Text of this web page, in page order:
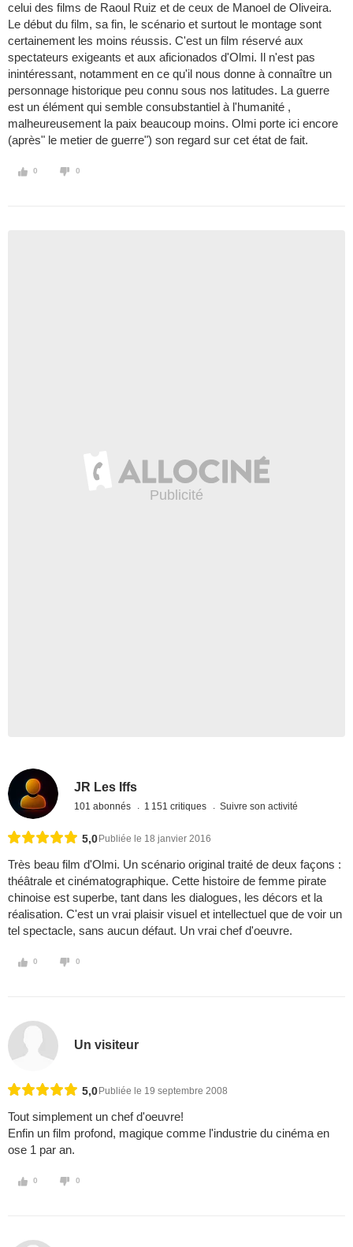
celui des films de Raoul Ruiz et de ceux de Manoel de Oliveira.
Le début du film, sa fin, le scénario et surtout le montage sont
certainement les moins réussis. C'est un film réservé aux
spectateurs exigeants et aux aficionados d'Olmi. Il n'est pas
inintéressant, notamment en ce qu'il nous donne à connaître un
personnage historique peu connu sous nos latitudes. La guerre
est un élément qui semble consubstantiel à l'humanité ,
malheureusement la paix beaucoup moins. Olmi porte ici encore
(après" le metier de guerre") son regard sur cet état de fait.
0 0
JR Les Iffs
101 abonnés 1 151 critiques Suivre son activité
5,0 Publiée le 18 janvier 2016
Très beau film d'Olmi. Un scénario original traité de deux façons :
théâtrale et cinématographique. Cette histoire de femme pirate
chinoise est superbe, tant dans les dialogues, les décors et la
réalisation. C'est un vrai plaisir visuel et intellectuel que de voir un
tel spectacle, sans aucun défaut. Un vrai chef d'oeuvre.
0 0
Un visiteur
5,0 Publiée le 19 septembre 2008
Tout simplement un chef d'oeuvre!
Enfin un film profond, magique comme l'industrie du cinéma en
ose 1 par an.
0 0